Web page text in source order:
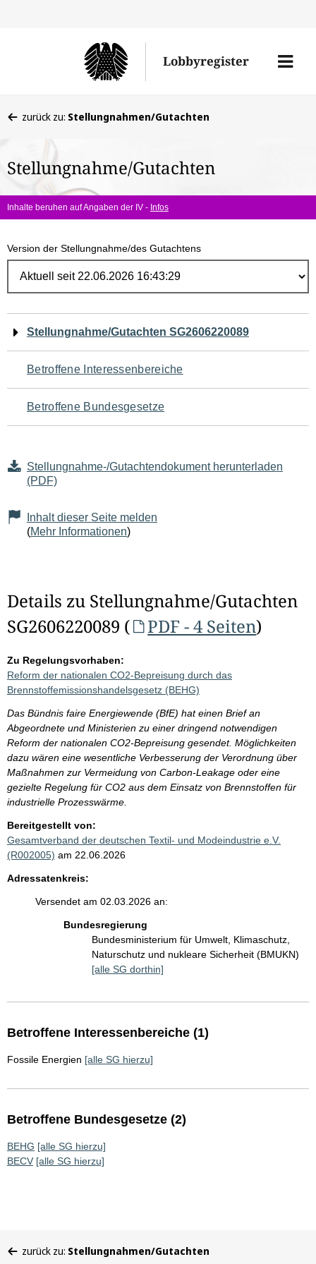
Lobbyregister
Menü
befinden
hier:
zurück zu: Stellungnahmen/Gutachten
Stellungnahme/Gutachten
Inhalte beruhen auf Angaben der IV - Infos
Version der Stellungnahme/des Gutachtens
Navigation
für
den
Seiteninhalt
Stellungnahme/Gutachten SG2606220089
Betroffene Interessenbereiche
Betroffene Bundesgesetze
Stellungnahme-/Gutachtendokument herunterladen
(PDF)
Inhalt dieser Seite melden
(Mehr Informationen)
Details zu Stellungnahme/Gutachten
SG2606220089 (
PDF - 4 Seiten)
Zu Regelungsvorhaben:
Reform der nationalen CO2-Bepreisung durch das
Brennstoffemissionshandelsgesetz (BEHG)
Das Bündnis faire Energiewende (BfE) hat einen Brief an
Abgeordnete und Ministerien zu einer dringend notwendigen
Reform der nationalen CO2-Bepreisung gesendet. Möglichkeiten
dazu wären eine wesentliche Verbesserung der Verordnung über
Maßnahmen zur Vermeidung von Carbon-Leakage oder eine
gezielte Regelung für CO2 aus dem Einsatz von Brennstoffen für
industrielle Prozesswärme.
Bereitgestellt von:
Gesamtverband der deutschen Textil- und Modeindustrie e.V.
(R002005) am 22.06.2026
Adressatenkreis:
Versendet am 02.03.2026 an:
Bundesregierung
Bundesministerium für Umwelt, Klimaschutz,
Naturschutz und nukleare Sicherheit (BMUKN)
[alle SG dorthin]
Betroffene Interessenbereiche (1)
Fossile Energien [alle SG hierzu]
Betroffene Bundesgesetze (2)
BEHG [alle SG hierzu]
BECV [alle SG hierzu]
befinden
zurück zu: Stellungnahmen/Gutachten